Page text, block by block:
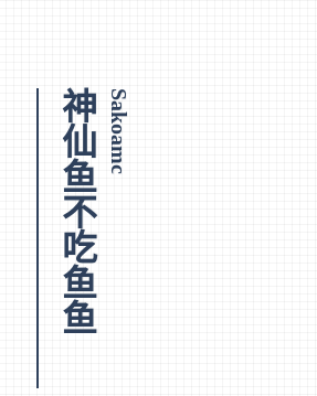
Sakoamc
神仙鱼不吃鱼鱼